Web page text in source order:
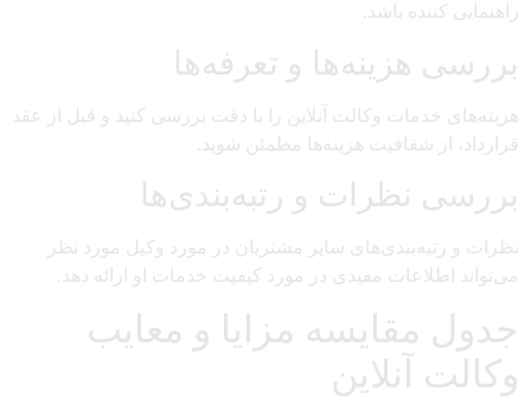
راهنمایی کننده باشد.
بررسی هزینه‌ها و تعرفه‌ها
هزینه‌های خدمات وکالت آنلاین را با دقت بررسی کنید و قبل از عقد
قرارداد، از شفافیت هزینه‌ها مطمئن شوید.
بررسی نظرات و رتبه‌بندی‌ها
نظرات و رتبه‌بندی‌های سایر مشتریان در مورد وکیل مورد نظر
می‌تواند اطلاعات مفیدی در مورد کیفیت خدمات او ارائه دهد.
جدول مقایسه مزایا و معایب
وکالت آنلاین